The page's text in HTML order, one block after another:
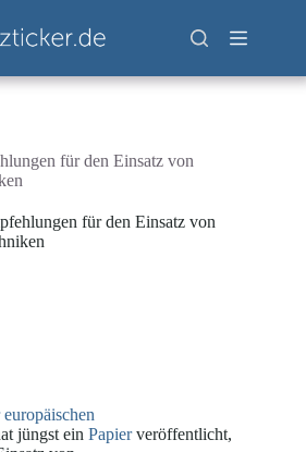
für den Einsatz von
für den Einsatz von
jüngst ein Papierveröffentlicht,